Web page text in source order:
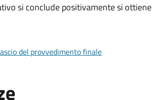
si conclude positivamente si ottiene
del provvedimento finale